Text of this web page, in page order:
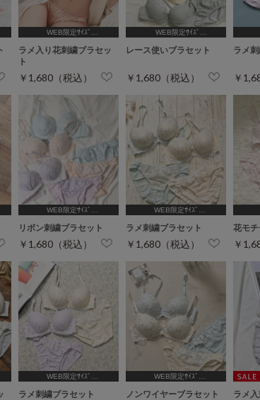
WEB限定ｻｲｽﾞ
ラメ入り花刺繍ブラセッ
ト
￥1,680（税込）
WEB限定ｻｲｽﾞ
レース使いブラセット
￥1,680（税込）
ラメ
￥
WEB限定ｻｲｽﾞ
リボン刺繍ブラセット
￥1,680（税込）
WEB限定ｻｲｽﾞ
ラメ刺繍ブラセット
￥1,680（税込）
花モ
￥
WEB限定ｻｲｽﾞ
ラメ刺繍ブラセット
WEB限定ｻｲｽﾞ
ノンワイヤーブラセット ラメ